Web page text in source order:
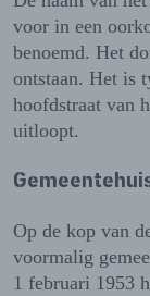
voor in een
benoemd. Het
ontstaan. Het is
hoofdstraat van
uitloopt.
Op de kop van
voormalig
1 februari 1953